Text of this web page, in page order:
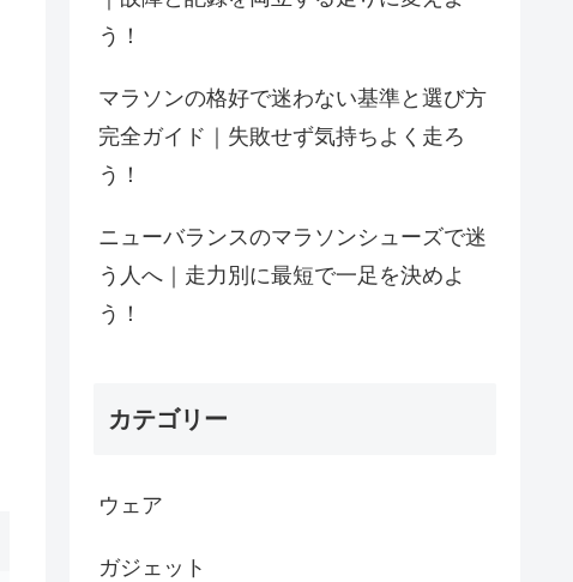
う！
マラソンの格好で迷わない基準と選び方
完全ガイド｜失敗せず気持ちよく走ろ
う！
ニューバランスのマラソンシューズで迷
う人へ｜走力別に最短で一足を決めよ
う！
カテゴリー
ウェア
ガジェット